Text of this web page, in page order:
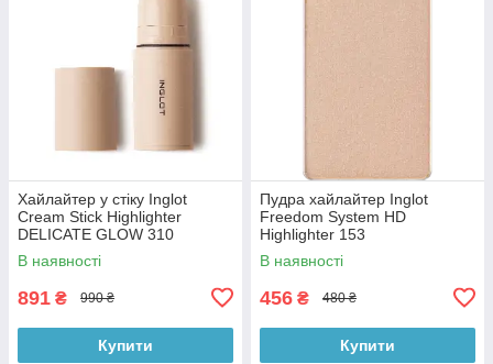
Хайлайтер у стіку Inglot
Cream Stick Highlighter
DELICATE GLOW 310
В наявності
891 ₴ 990 ₴
Купити
Пудра хайлайтер Inglot
Freedom System HD
Highlighter 153
В наявності
456 ₴ 480 ₴
Купити